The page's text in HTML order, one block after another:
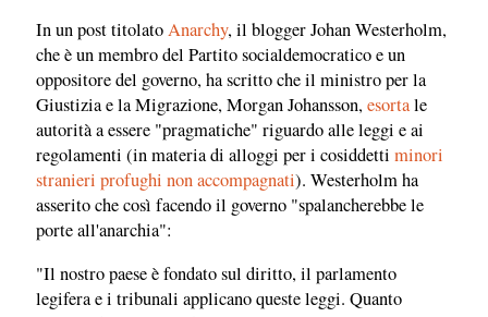
In un post titolatoAnarchy, il blogger Johan Westerholm,
che è un membro del Partito socialdemocratico e un
oppositore del governo, ha scritto che il ministro per la
Giustizia e la Migrazione, Morgan Johansson,esortale
autorità a essere "pragmatiche" riguardo alle leggi e ai
regolamenti (in materia di alloggi per i cosiddetti minori
stranieri profughi non accompagnati). Westerholm ha
asserito che così facendo il governo "spalancherebbe le
porte all'anarchia":
"Il nostro paese è fondato sul diritto, il parlamento
legifera e i tribunali applicano queste leggi. Quanto